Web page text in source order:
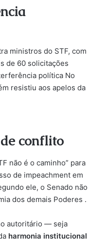
ministros do STF, com
de 60 solicitações
política No
resistiu aos apelos da
conflito
não é o caminho” para
de impeachment em
ele, o Senado não
dos demais Poderes .
autoritário — seja
harmonia institucional